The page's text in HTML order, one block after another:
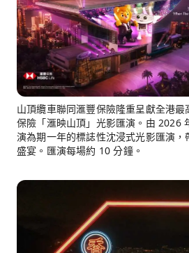
山頂纜車聯同滙豐保險隆重呈獻全港
保險「滙映山頂」光影匯演。由 2026
演為期一年的標誌性沈浸式光影匯演
盛宴。匯演每場約 10 分鐘。